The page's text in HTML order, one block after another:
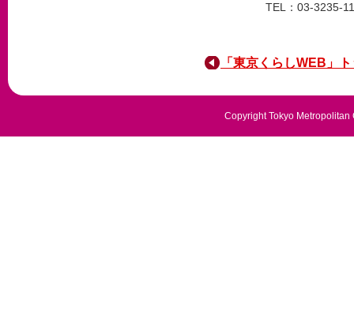
TEL：03-3235-
「東京くらしWEB」
Copyright Tokyo Metropolitan